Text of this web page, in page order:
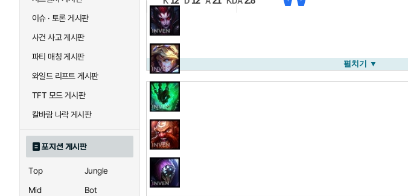
이슈 · 토론 게시판
사건 사고 게시판
파티 매칭 게시판
와일드 리프트 게시판
TFT 모드 게시판
칼바람 나락 게시판
포지션 게시판
Top
Jungle
Mid
Bot
펼치기 ▼